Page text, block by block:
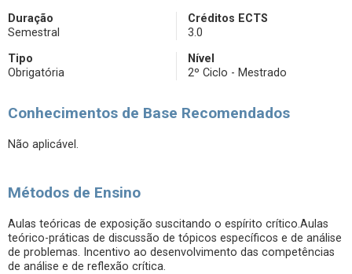
Duração
Semestral
Créditos ECTS
3.0
Tipo
Obrigatória
Nível
2º Ciclo - Mestrado
Conhecimentos de Base Recomendados
Não aplicável.
Métodos de Ensino
Aulas teóricas de exposição suscitando o espírito crítico.Aulas
teórico-práticas de discussão de tópicos específicos e de análise
de problemas. Incentivo ao desenvolvimento das competências
de análise e de reflexão crítica.